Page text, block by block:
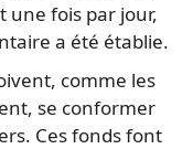
une fois par jour,
a été établie.
comme les
se conformer
Ces fonds font